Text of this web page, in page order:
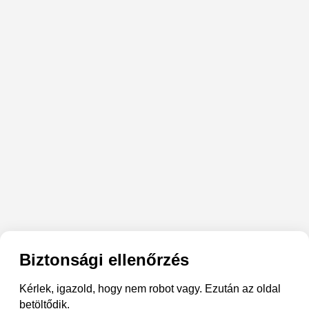
Biztonsági ellenőrzés
Kérlek, igazold, hogy nem robot vagy. Ezután az oldal
betöltődik.